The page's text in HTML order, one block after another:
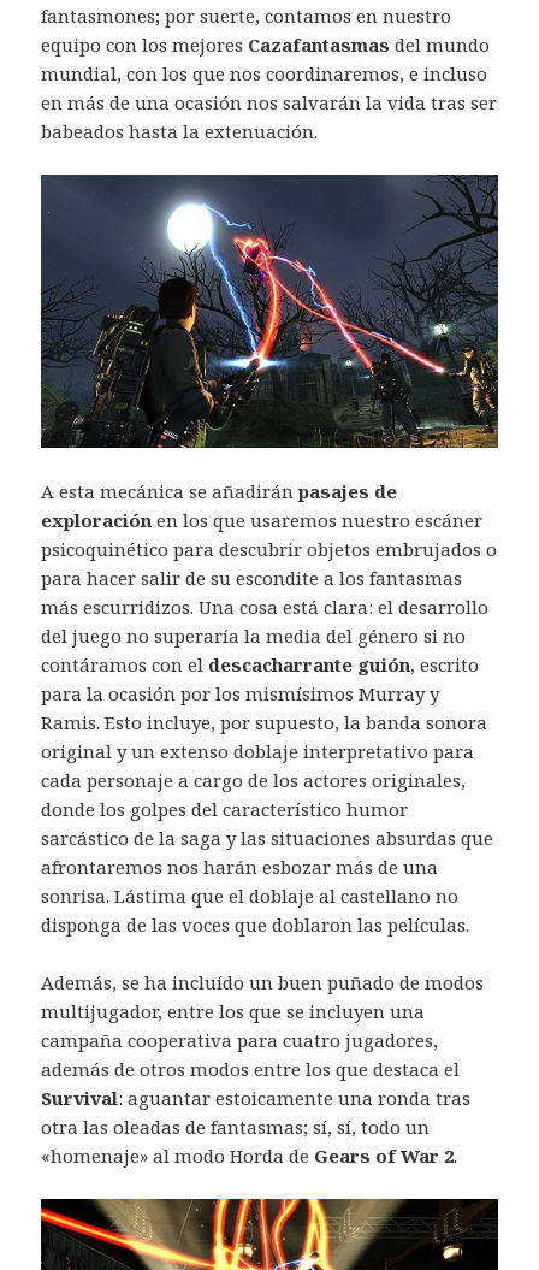
fantasmones; por suerte, contamos en nuestro
equipo con los mejores Cazafantasmas del mundo
mundial, con los que nos coordinaremos, e incluso
en más de una ocasión nos salvarán la vida tras ser
babeados hasta la extenuación.
A esta mecánica se añadiránpasajes de
exploraciónen los que usaremos nuestro escáner
psicoquinético para descubrir objetos embrujados o
para hacer salir de su escondite a los fantasmas
más escurridizos. Una cosa está clara: el desarrollo
del juego no superaría la media del género si no
contáramos con el descacharrante guión, escrito
para la ocasión por los mismísimos Murray y
Ramis. Esto incluye, por supuesto, la banda sonora
original y un extenso doblaje interpretativo para
cada personaje a cargo de los actores originales,
donde los golpes del característico humor
sarcástico de la saga y las situaciones absurdas que
afrontaremos nos harán esbozar más de una
sonrisa. Lástima que el doblaje al castellano no
disponga de las voces que doblaron las películas.
Además, se ha incluído un buen puñado de modos
multijugador, entre los que se incluyen una
campaña cooperativa para cuatro jugadores,
además de otros modos entre los que destaca el
Survival: aguantar estoicamente una ronda tras
otra las oleadas de fantasmas; sí, sí, todo un
«homenaje» al modo Horda de Gears of War 2.